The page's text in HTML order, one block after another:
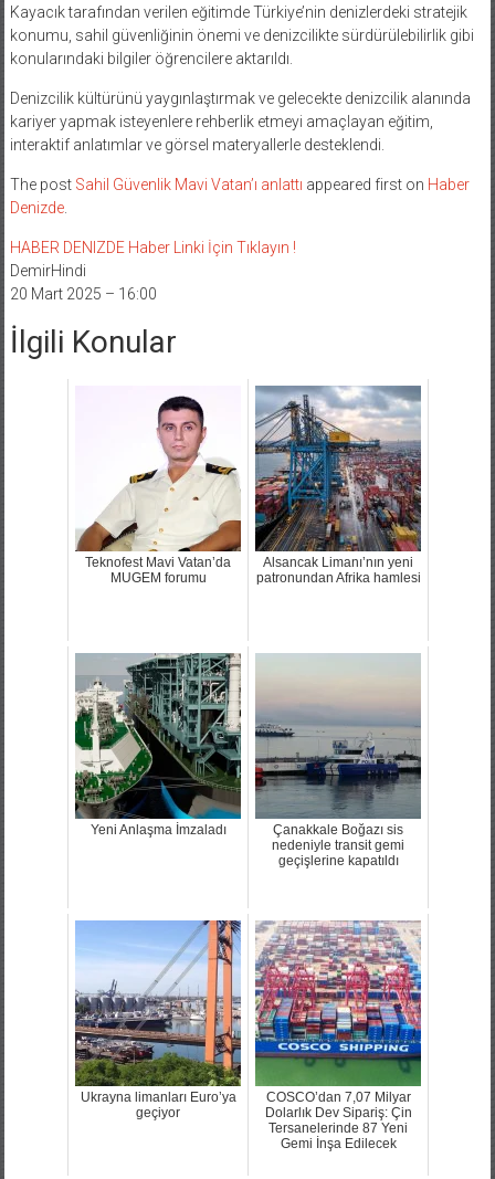
Kayacık tarafından verilen eğitimde Türkiye’nin denizlerdeki stratejik
konumu, sahil güvenliğinin önemi ve denizcilikte sürdürülebilirlik gibi
konularındaki bilgiler öğrencilere aktarıldı.
Denizcilik kültürünü yaygınlaştırmak ve gelecekte denizcilik alanında
kariyer yapmak isteyenlere rehberlik etmeyi amaçlayan eğitim,
interaktif anlatımlar ve görsel materyallerle desteklendi.
The post Sahil Güvenlik Mavi Vatan’ı anlattı appeared first on Haber
Denizde.
HABER DENIZDE Haber Linki İçin Tıklayın !
DemirHindi
20 Mart 2025 – 16:00
İlgili Konular
Teknofest Mavi Vatan’da
MUGEM forumu
Alsancak Limanı’nın yeni
patronundan Afrika hamlesi
Yeni Anlaşma İmzaladı
Çanakkale Boğazı sis
nedeniyle transit gemi
geçişlerine kapatıldı
Ukrayna limanları Euro’ya
geçiyor
COSCO’dan 7,07 Milyar
Dolarlık Dev Sipariş: Çin
Tersanelerinde 87 Yeni
Gemi İnşa Edilecek